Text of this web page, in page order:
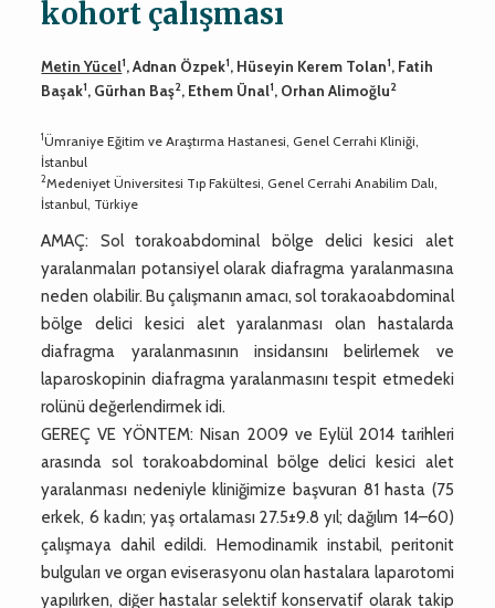
kohort çalışması
Metin Yücel1, Adnan Özpek1, Hüseyin Kerem Tolan1, Fatih
Başak1, Gürhan Baş2, Ethem Ünal1, Orhan Alimoğlu2
1Ümraniye Eğitim ve Araştırma Hastanesi, Genel Cerrahi Kliniği,
İstanbul
2Medeniyet Üniversitesi Tıp Fakültesi, Genel Cerrahi Anabilim Dalı,
İstanbul, Türkiye
AMAÇ: Sol torakoabdominal bölge delici kesici alet
yaralanmaları potansiyel olarak diafragma yaralanmasına
neden olabilir. Bu çalışmanın amacı, sol torakaoabdominal
bölge delici kesici alet yaralanması olan hastalarda
diafragma yaralanmasının insidansını belirlemek ve
laparoskopinin diafragma yaralanmasını tespit etmedeki
rolünü değerlendirmek idi.
GEREÇ VE YÖNTEM: Nisan 2009 ve Eylül 2014 tarihleri
arasında sol torakoabdominal bölge delici kesici alet
yaralanması nedeniyle kliniğimize başvuran 81 hasta (75
erkek, 6 kadın; yaş ortalaması 27.5±9.8 yıl; dağılım 14–60)
çalışmaya dahil edildi. Hemodinamik instabil, peritonit
bulguları ve organ eviserasyonu olan hastalara laparotomi
yapılırken, diğer hastalar selektif konservatif olarak takip